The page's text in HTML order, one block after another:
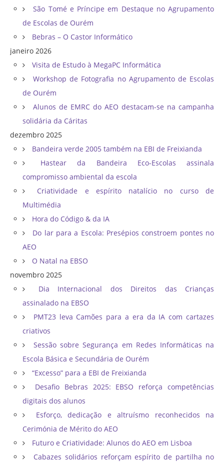
São Tomé e Príncipe em Destaque no Agrupamento
de Escolas de Ourém
Bebras – O Castor Informático
janeiro 2026
Visita de Estudo à MegaPC Informática
Workshop de Fotografia no Agrupamento de Escolas
de Ourém
Alunos de EMRC do AEO destacam-se na campanha
solidária da Cáritas
dezembro 2025
Bandeira verde 2005 também na EBI de Freixianda
Hastear da Bandeira Eco-Escolas assinala
compromisso ambiental da escola
Criatividade e espírito natalício no curso de
Multimédia
Hora do Código & da IA
Do lar para a Escola: Presépios constroem pontes no
AEO
O Natal na EBSO
novembro 2025
Dia Internacional dos Direitos das Crianças
assinalado na EBSO
PMT23 leva Camões para a era da IA com cartazes
criativos
Sessão sobre Segurança em Redes Informáticas na
Escola Básica e Secundária de Ourém
“Excesso” para a EBI de Freixianda
Desafio Bebras 2025: EBSO reforça competências
digitais dos alunos
Esforço, dedicação e altruísmo reconhecidos na
Cerimónia de Mérito do AEO
Futuro e Criatividade: Alunos do AEO em Lisboa
Cabazes solidários reforçam espírito de partilha no